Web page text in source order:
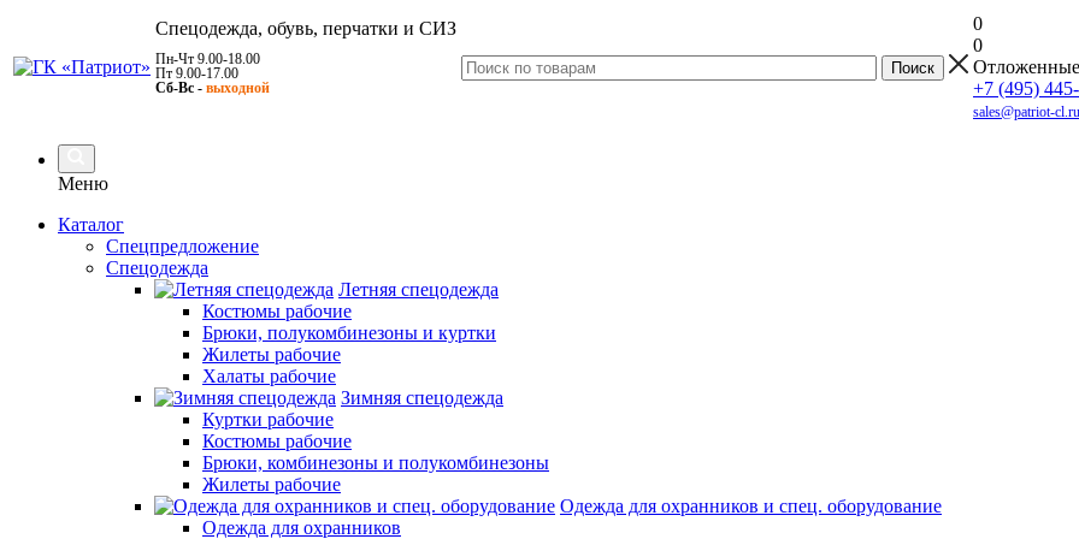
Спецодежда, обувь, перчатки и СИЗ
Пн-Чт 9.00-18.00
Пт 9.00-17.00
Сб-Вс - выходной
0
0
Отложенные
+7 (495)
sales@patriot-cl.ru
Меню
Каталог
Спецпредложение
Спецодежда
Летняя спецодежда
Костюмы рабочие
Брюки, полукомбинезоны и куртки
Жилеты рабочие
Халаты рабочие
Зимняя спецодежда
Куртки рабочие
Костюмы рабочие
Брюки, комбинезоны и полукомбинезоны
Жилеты рабочие
Одежда для охранников и спец. оборудование
Одежда для охранников